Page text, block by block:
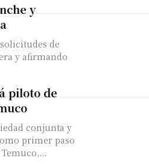
y
de
y afirmando
piloto de
conjunta y
primer paso
hacia una futura cooperativa de energía mapuche. Temuco,...